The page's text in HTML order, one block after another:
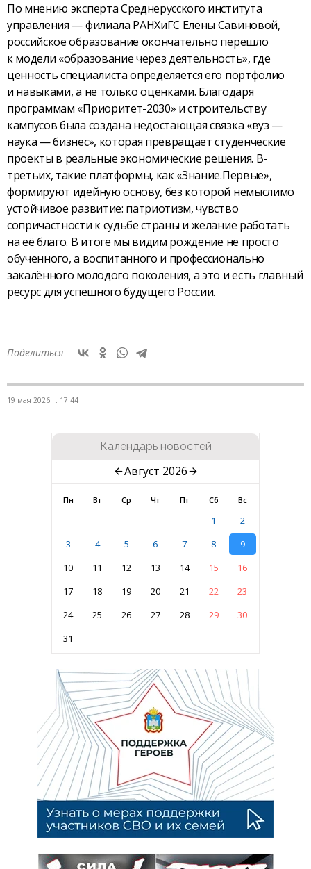
По мнению эксперта Среднерусского института
управления — филиала РАНХиГС Елены Савиновой,
российское образование окончательно перешло
к модели «образование через деятельность», где
ценность специалиста определяется его портфолио
и навыками, а не только оценками. Благодаря
программам «Приоритет-2030» и строительству
кампусов была создана недостающая связка «вуз —
наука — бизнес», которая превращает студенческие
проекты в реальные экономические решения. В-
третьих, такие платформы, как «Знание.Первые»,
формируют идейную основу, без которой немыслимо
устойчивое развитие: патриотизм, чувство
сопричастности к судьбе страны и желание работать
на её благо. В итоге мы видим рождение не просто
обученного, а воспитанного и профессионально
закалённого молодого поколения, а это и есть главный
ресурс для успешного будущего России.
Поделиться —
19 мая 2026 г. 17:44
Календарь новостей
Август 2026
Пн Вт Ср Чт Пт Сб Вс
1
2
3
4 5 6 7 8
9
10
11 12 13 14 15
16
17
18 19 20 21 22
23
24
25 26 27 28 29
30
31